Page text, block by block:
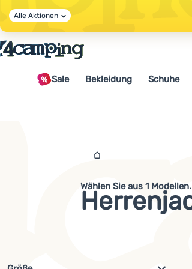
Alle Aktionen
Sale Bekleidung Schuhe
Wählen Sie aus 1 Modellen.